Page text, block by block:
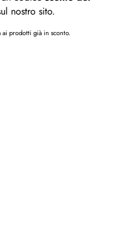
nostro sito.
prodotti già in sconto.